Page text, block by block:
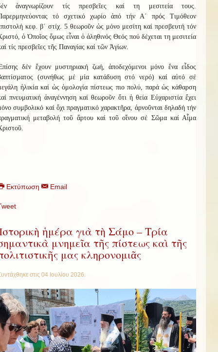
ἀναγνωρίζουν τίς πρεσβεῖες καί τη μεσιτεία τους.
τό σχετικό χωρίο ἀπό τήν Α΄ πρός Τιμόθεον
κεφ. β΄ στίχ. 5 θεωροῦν ὡς μόνο μεσίτη καί πρεσβευτή τόν
ὁ Ὁποῖος ὅμως εἶναι ὁ ἀληθινός Θεός πού δέχεται τη μεσιτεία
τίς πρεσβεῖες τῆς Παναγίας καί τῶν Ἁγίων.
δέν ἔχουν μυστηριακή ζωή, ἀποδεχόμενοι μόνο ἕνα εἶδος
(συνήθως μέ μία κατάδυση στό νερό) καί αὐτό σέ
ἡλικία καί ὡς ὁμολογία πίστεως πιο πολύ, παρά ὡς κάθαρση
πνευματική ἀναγέννηση καί θεωροῦν ὅτι ἡ θεία Εὐχαριστία ἔχει
συμβολικό καί ὄχι πραγματικό χαρακτῆρα, ἀρνοῦνται δηλαδή τήν
μεταβολή τοῦ ἄρτου καί τοῦ οἴνου σέ Σῶμα καί Αἷμα
Εκτύπωση Email
ἡμέρα γιὰ τὴ Σάμο – Τρία
μνημεῖα τῆς πίστεως καὶ τῆς
μας κληρονομιᾶς
στις 04 Ιουλίου 2026.